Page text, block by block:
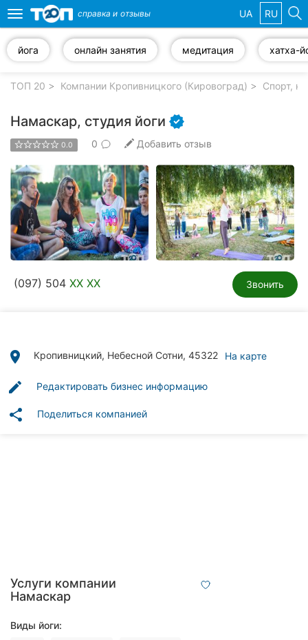
компании
рубрики:
Стоматологии
Частные
клиники
клиники
рубрики
Тернополь
Хмельницкий
Toggle
navigation
справка и отзывы UA RU
йога онлайн занятия медитация хатха-
ТОП 20 Компании Кропивницкого (Кировоград) Спорт,
Намаскар, студия йоги
0.0 0 Добавить отзыв
(097) 504 XX XX Звонить
place Кропивницкий, Небесной Сотни, 45322 На карте
edit Редактировать бизнес информацию
share Поделиться компанией
Услуги компании
Намаскар
Виды йоги: